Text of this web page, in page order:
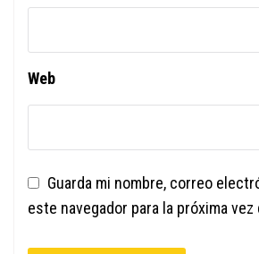
Web
Guarda mi nombre, correo
este navegador para la próxima